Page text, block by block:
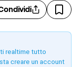
realtime tutto
creare un account